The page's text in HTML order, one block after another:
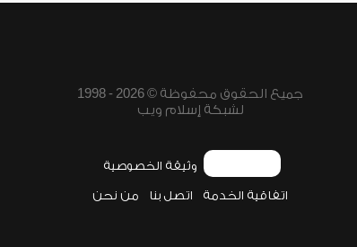
جميع الحقوق محفوظة © 2026 - 1998
لشبكة إسلام ويب
وثيقة الخصوصية
اتفاقية الخدمة اتصل بنا من نحن